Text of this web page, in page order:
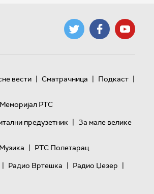
вести | Сматрачница | Подкаст |
Меморијал РТС
предузетник | За мале велике
| РТС Полетарац
| Радио Вртешка | Радио Џезер |